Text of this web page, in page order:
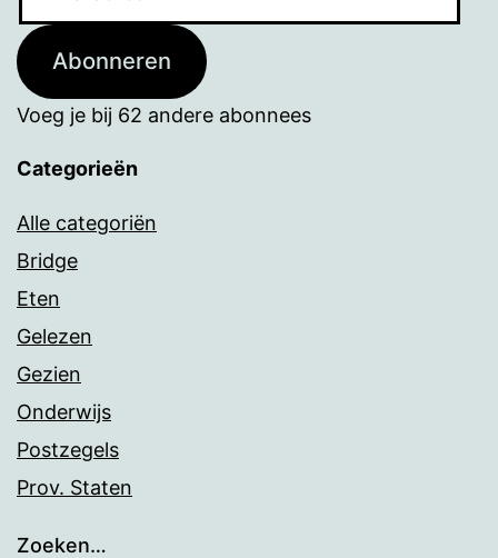
Abonneren
Voeg je bij 62 andere abonnees
Categorieën
Alle categoriën
Bridge
Eten
Gelezen
Gezien
Onderwijs
Postzegels
Prov. Staten
Zoeken…